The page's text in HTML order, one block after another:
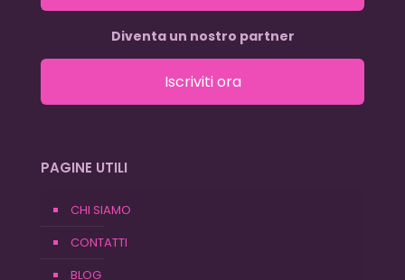
Diventa un nostro partner
Iscriviti ora
PAGINE UTILI
CHI SIAMO
CONTATTI
BLOG